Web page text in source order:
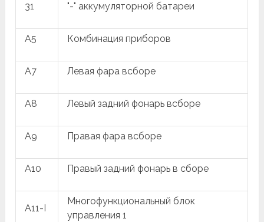
31 "-" аккумуляторной батареи
A5 Комбинация приборов
A7 Левая фара всборе
A8 Левый задний фонарь всборе
A9 Правая фара всборе
A10 Правый задний фонарь в сборе
A11-I
Многофункциональный блок
управления 1